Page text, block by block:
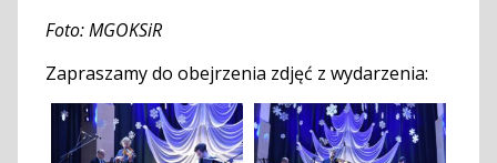
Foto: MGOKSiR
Zapraszamy do obejrzenia zdjęć z wydarzenia: